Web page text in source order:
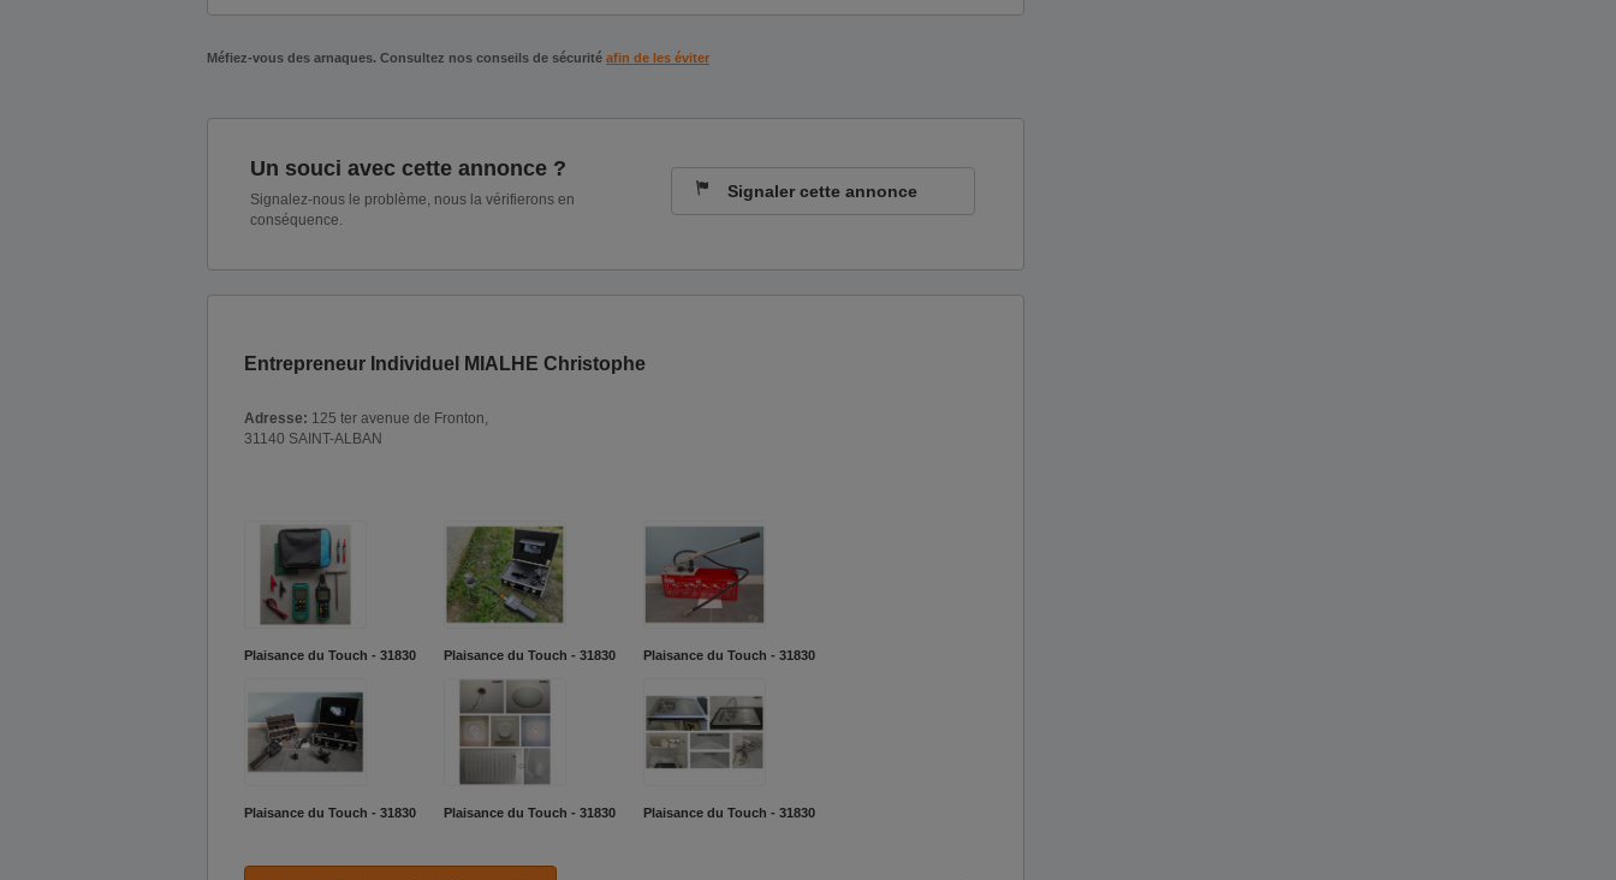
Méfiez-vous des arnaques. Consultez nos conseils de sécurité afin de les éviter
Un souci avec cette annonce ?
Signalez-nous le problème, nous la vérifierons en
conséquence.
Signaler cette annonce
Entrepreneur Individuel MIALHE Christophe
Adresse: 125 ter avenue de Fronton,
31140 SAINT-ALBAN
Plaisance du Touch - 31830 Plaisance du Touch - 31830 Plaisance du Touch - 31830
Plaisance du Touch - 31830 Plaisance du Touch - 31830 Plaisance du Touch - 31830